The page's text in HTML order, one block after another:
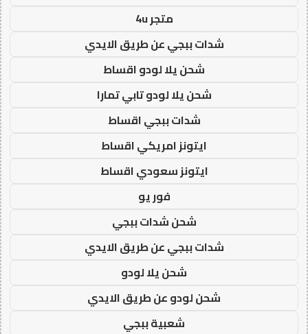
متجر 4u
شدات ببجي عن طريق الايدي
شحن يلا لودو اقساط
شحن يلا لودو تابي تمارا
شدات ببجي اقساط
ايتونز امريكي اقساط
ايتونز سعودي اقساط
فور يو
شحن شدات ببجي
شدات ببجي عن طريق الايدي
شحن يلا لودو
شحن لودو عن طريق الايدي
شعبية ببجي